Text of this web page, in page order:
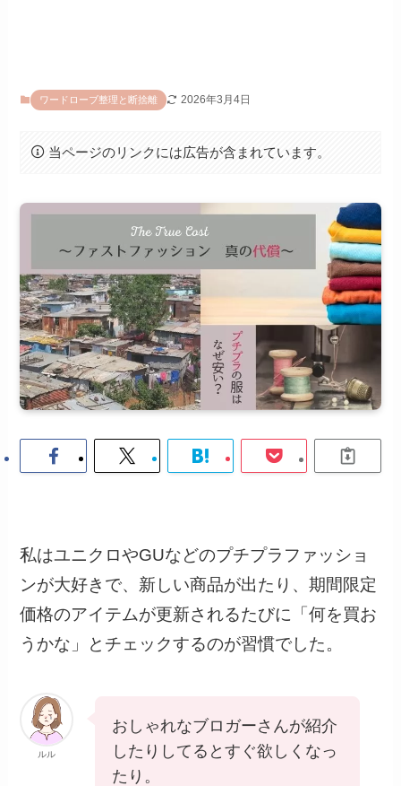
ワードローブ整理と断捨離 2026年3月4日
当ページのリンクには広告が含まれています。
私はユニクロやGUなどのプチプラファッショ
ンが大好きで、新しい商品が出たり、期間限定
価格のアイテムが更新されるたびに「何を買お
うかな」とチェックするのが習慣でした。
ルル
おしゃれなブロガーさんが紹介
したりしてるとすぐ欲しくなっ
たり。